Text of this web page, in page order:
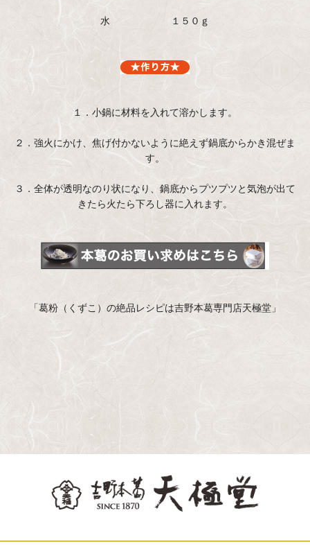
水 １５０ｇ
１．小鍋に材料を入れて溶かします。
２．強火にかけ、焦げ付かないように絶えず鍋底からかき混ぜま
す。
３．全体が透明なのり状になり、鍋底からプツプツと気泡が出て
きたら火たら下ろし器に入れます。
「葛粉（くずこ）の絶品レシピは吉野本葛専門店天極堂」